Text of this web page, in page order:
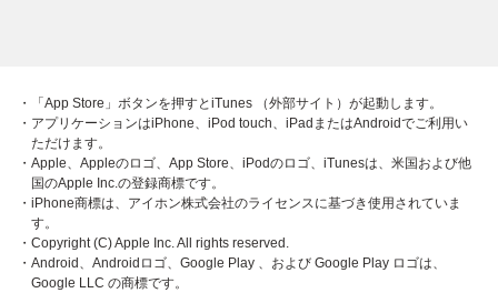
・「App Store」ボタンを押すとiTunes （外部サイト）が起動します。
・アプリケーションはiPhone、iPod touch、iPadまたはAndroidでご利用い
ただけます。
・Apple、Appleのロゴ、App Store、iPodのロゴ、iTunesは、米国および他
国のApple Inc.の登録商標です。
・iPhone商標は、アイホン株式会社のライセンスに基づき使用されていま
す。
・Copyright (C) Apple Inc. All rights reserved.
・Android、Androidロゴ、Google Play 、および Google Play ロゴは、
Google LLC の商標です。